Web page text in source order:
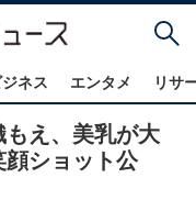
ネス エンタメ リサ
もえ、美乳が大
顔ショット公